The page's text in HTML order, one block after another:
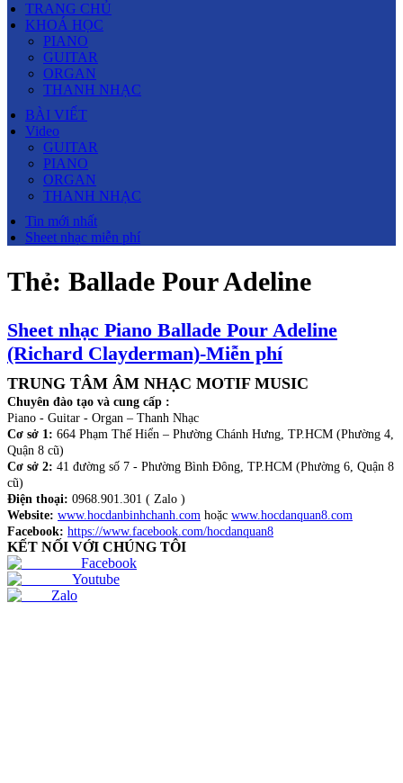
TRANG CHỦ
KHOÁ HỌC
PIANO
GUITAR
ORGAN
THANH NHẠC
BÀI VIẾT
Video
GUITAR
PIANO
ORGAN
THANH NHẠC
Tin mới nhất
Sheet nhạc miễn phí
Thẻ: Ballade Pour Adeline
Sheet nhạc Piano Ballade Pour Adeline
(Richard Clayderman)-Miễn phí
TRUNG TÂM ÂM NHẠC MOTIF MUSIC
Chuyên đào tạo và cung cấp :
Piano - Guitar - Organ – Thanh Nhạc
Cơ sở 1: 664 Phạm Thế Hiển – Phường Chánh Hưng, TP.HCM (Phường 4,
Quận 8 cũ)
Cơ sở 2: 41 đường số 7 - Phường Bình Đông, TP.HCM (Phường 6, Quận 8
cũ)
Điện thoại: 0968.901.301 ( Zalo )
Website: www.hocdanbinhchanh.com hoặc www.hocdanquan8.com
Facebook: https://www.facebook.com/hocdanquan8
KẾT NỐI VỚI CHÚNG TÔI
Facebook
Youtube
Zalo